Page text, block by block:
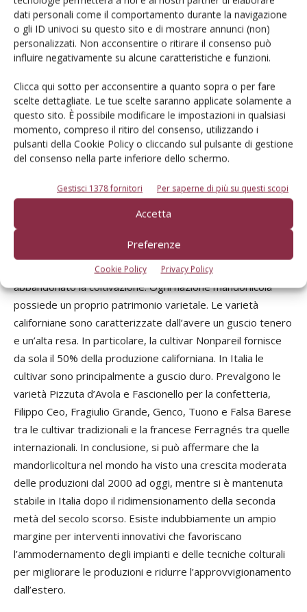
dati personali come il comportamento durante la navigazione
o gli ID univoci su questo sito e di mostrare annunci (non)
personalizzati. Non acconsentire o ritirare il consenso può
influire negativamente su alcune caratteristiche e funzioni.
Clicca qui sotto per acconsentire a quanto sopra o per fare
scelte dettagliate. Le tue scelte saranno applicate solamente a
questo sito. È possibile modificare le impostazioni in qualsiasi
momento, compreso il ritiro del consenso, utilizzando i
pulsanti della Cookie Policy o cliccando sul pulsante di gestione
del consenso nella parte inferiore dello schermo.
Gestisci 1378 fornitori Per saperne di più su questi scopi
Accetta
Preferenze
Cookie Policy Privacy Policy
dal Paese di circa 138 ML di dollari, valore destinato a
crescere grazie all’aumento del consumo nazionale di
mandorle sgusciate verificatosi dal 2008 al 2011 (+36,7%),
mandorlicoltura italiana ha ricoperto un ruolo di primaria
rilevanza a livello mondiale fino al secondo dopoguerra. Dal
1970 al 2012 si è registrato un forte ridimensionamento
della produzione e delle superfici investite a mandorlo
passando da 230.000 a 90.000 t prodotte e da 296.000 a
prevalentemente in Sicilia e in Puglia, che coprono insieme il
96,4% della produzione totale e il 95% della superficie
interessata (dati ISTAT, 2011). Per le restanti regioni solo
la Sardegna riporta una superficie mandorlicola significativa
(3.500 ha), mentre le altre hanno quasi totalmente
abbandonato la coltivazione. Ogni nazione mandorlicola
possiede un proprio patrimonio varietale. Le varietà
californiane sono caratterizzate dall’avere un guscio tenero
e un’alta resa. In particolare, la cultivar Nonpareil fornisce
da sola il 50% della produzione californiana. In Italia le
cultivar sono principalmente a guscio duro. Prevalgono le
varietà Pizzuta d’Avola e Fascionello per la confetteria,
Filippo Ceo, Fragiulio Grande, Genco, Tuono e Falsa Barese
tra le cultivar tradizionali e la francese Ferragnés tra quelle
internazionali. In conclusione, si può affermare che la
mandorlicoltura nel mondo ha visto una crescita moderata
delle produzioni dal 2000 ad oggi, mentre si è mantenuta
stabile in Italia dopo il ridimensionamento della seconda
metà del secolo scorso. Esiste indubbiamente un ampio
margine per interventi innovativi che favoriscano
l’ammodernamento degli impianti e delle tecniche colturali
per migliorare le produzioni e ridurre l’approvvigionamento
dall’estero.